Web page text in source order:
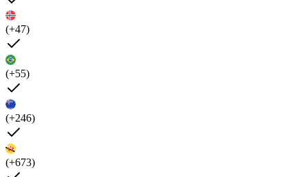
(+47)
(+55)
(+246)
(+673)